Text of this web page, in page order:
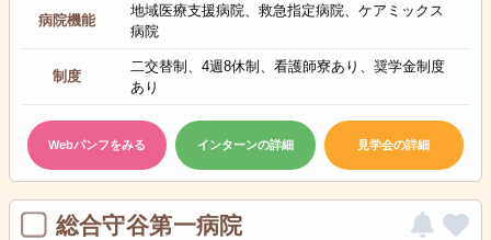
病院機能
地域医療支援病院、救急指定病院、ケアミックス
病院
制度
二交替制、4週8休制、看護師寮あり、奨学金制度
あり
Webパンフをみる インターンの詳細 見学会の詳細
総合守谷第一病院